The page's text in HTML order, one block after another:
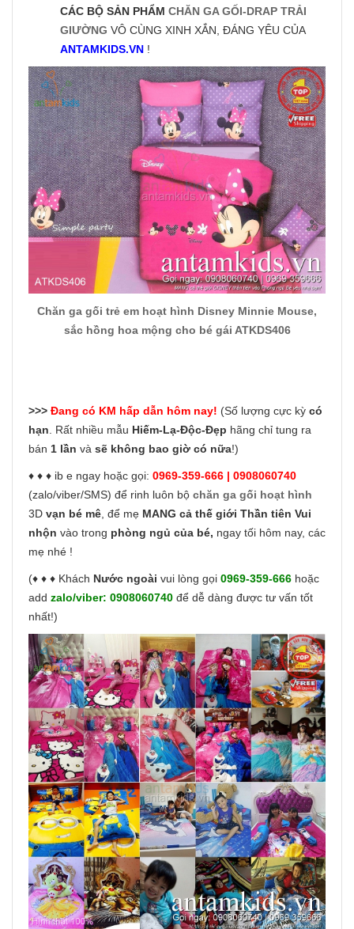
CÁC BỘ SẢN PHẨM CHĂN GA GỐI-DRAP TRẢI
GIƯỜNG VÔ CÙNG XINH XẮN, ĐÁNG YÊU CỦA
ANTAMKIDS.VN !
Chăn ga gối trẻ em hoạt hình Disney Minnie Mouse,
sắc hồng hoa mộng cho bé gái ATKDS406
>>> Đang có KM hấp dẫn hôm nay! (Số lượng cực kỳ có
hạn . Rất nhiều mẫu Hiếm-Lạ-Độc-Đẹp hãng chỉ tung ra
bán 1 lần và sẽ không bao giờ có nữa!)
♦ ♦ ♦ ib e ngay hoặc gọi: 0969-359-666 | 0908060740
(zalo/viber/SMS) để rinh luôn bộ chăn ga gối hoạt hình
3D vạn bé mê , để mẹ MANG cả thế giới Thần tiên Vui
nhộn vào trong phòng ngủ của bé, ngay tối hôm nay, các
mẹ nhé !
(♦ ♦ ♦ Khách Nước ngoài vui lòng gọi 0969-359-666 hoặc
add zalo/viber: 0908060740 để dễ dàng được tư vấn tốt
nhất!)